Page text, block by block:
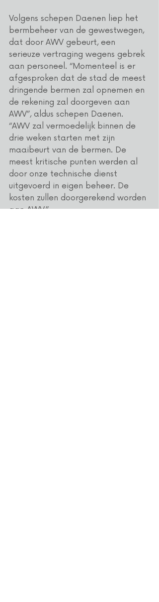
Volgens schepen Daenen liep het
bermbeheer van de gewestwegen,
dat door AWV gebeurt, een
serieuze vertraging wegens gebrek
aan personeel. “Momenteel is er
afgesproken dat de stad de meest
dringende bermen zal opnemen en
de rekening zal doorgeven aan
AWV”, aldus schepen Daenen.
“AWV zal vermoedelijk binnen de
drie weken starten met zijn
maaibeurt van de bermen. De
meest kritische punten werden al
door onze technische dienst
uitgevoerd in eigen beheer. De
kosten zullen doorgerekend worden
aan AWV.”